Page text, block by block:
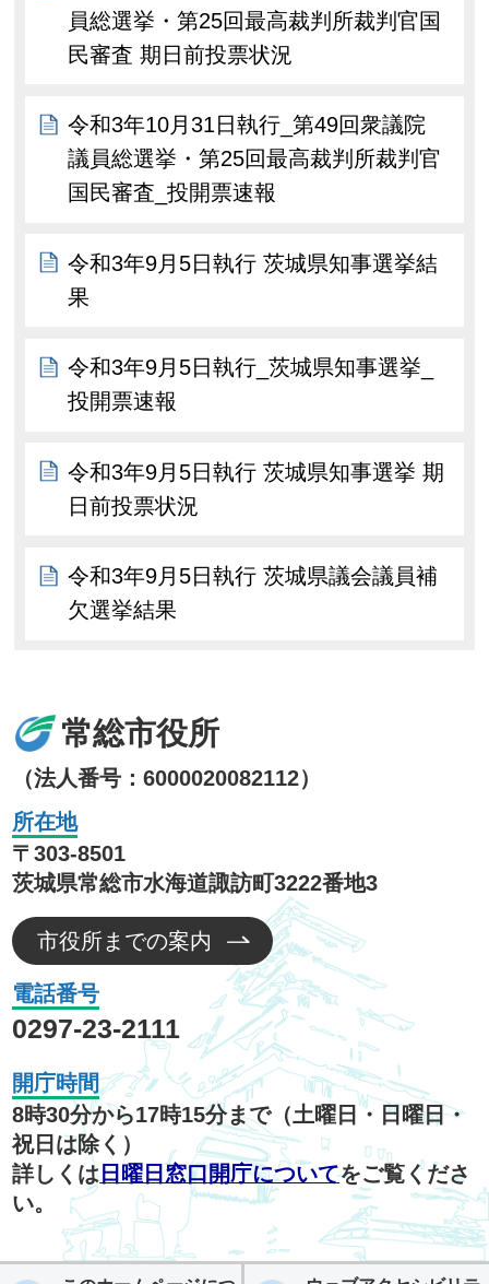
員総選挙・第25回最高裁判所裁判官国
民審査 期日前投票状況
令和3年10月31日執行_第49回衆議院
議員総選挙・第25回最高裁判所裁判官
国民審査_投開票速報
令和3年9月5日執行 茨城県知事選挙結
果
令和3年9月5日執行_茨城県知事選挙_
投開票速報
令和3年9月5日執行 茨城県知事選挙 期
日前投票状況
令和3年9月5日執行 茨城県議会議員補
欠選挙結果
常総市役所
（法人番号：6000020082112）
所在地
〒303-8501
茨城県常総市水海道諏訪町3222番地3
市役所までの案内
電話番号
0297-23-2111
開庁時間
8時30分から17時15分まで（土曜日・日曜日・
祝日は除く）
詳しくは 日曜日窓口開庁についてをご覧くださ
い。